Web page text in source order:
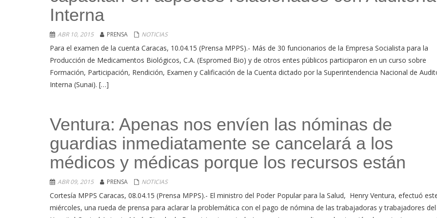
Interna
ABR 10, 2015 PRENSA NOTICIAS
Para el examen de la cuenta Caracas, 10.04.15 (Prensa MPPS).- Más de 30 funcionarios de la Empresa Socialista para la
Producción de Medicamentos Biológicos, C.A. (Espromed Bio) y de otros entes públicos participaron en un curso sobre
Formación, Participación, Rendición, Examen y Calificación de la Cuenta dictado por la Superintendencia Nacional de
Interna (Sunai). […]
Ventura: Apenas nos envíen las nóminas de
guardias inmediatamente se cancelará a los
médicos y médicas porque los recursos están
ABR 09, 2015 PRENSA NOTICIAS
Cortesía MPPS Caracas, 08.04.15 (Prensa MPPS).- El ministro del Poder Popular para la Salud, Henry Ventura, efectuó
miércoles, una rueda de prensa para aclarar la problemática con el pago de nómina de las trabajadoras y trabajadores del